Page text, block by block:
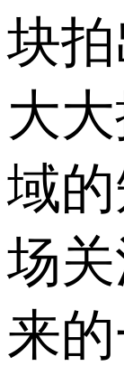
块
大
域
场
来